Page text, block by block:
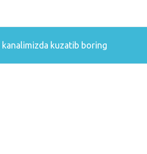
kanalimizda kuzatib boring